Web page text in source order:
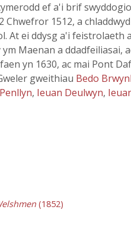
ef a'i brif
1512, a
At ei ddysg a'i
Maenan a ddadfeiliasai,
yn 1630, ac mai Pont
gweithiau Bedo
, Ieuan Deulwyn,
(1852)